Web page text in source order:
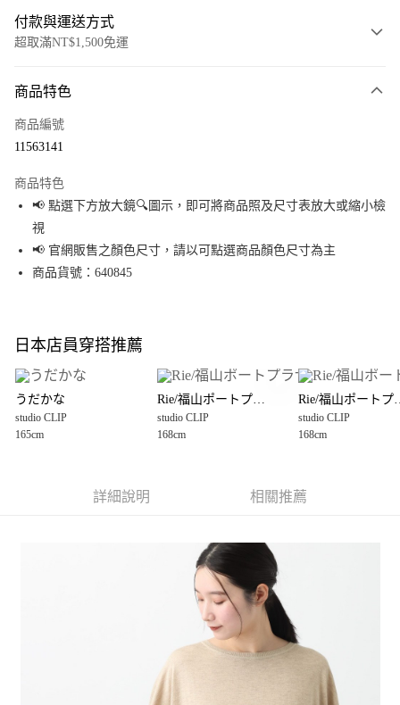
付款與運送方式
超取滿NT$1,500免運
信用卡一次付款
Apple Pay
街口支付
悠遊付
全盈+PAY
大哥付你分期
【大哥付你分期使用說明】
1.本服務由台灣大哥大提供，台灣大哥大用戶可立即使用無須另外申請。
2.付款方式選擇「大哥付你分期」，訂單成立後會自動跳轉到大哥付的交易
3.實際核准額度、可分期數及費用金額請依後續交易確認頁面所載為準。
4.訂單成立30分鐘內，如未前往確認交易或遇審核未通過，訂單將自動取
1.分期款項不併入電信帳單，「大哥付你分期」於每月結算日後寄送繳費提
2.透過簡訊連結打開帳單後，可選擇「超商條碼／台灣大直營門市／銀行轉
帳／街口支付／iPASS MONEY」等通路繳費。
1.本服務係由「台灣大哥大股份有限公司」（以下簡稱本公司）所提供，讓
用戶於交易時，得透過本服務購買商品或服務，並由商店將買賣／分期付款
買賣價金債權讓與本公司後，依約使用本公司帳單繳交帳款。
AFTEE先享後付
３．安心：先確認商品／服務後，再付款。
１．於結帳方式選擇「AFTEE先享後付」後，將跳轉至「AFTEE先享後付」
結帳頁面，進行簡訊認證並確認金額後，即可完成結帳。
２．訂單成立數日內，您將收到繳費通知簡訊。
３．收到繳費通知簡訊後14天內，點擊此簡訊中的連結，可透過四大超商／
ATM／網路銀行／等多元方式進行付款，方視為交易完成。
※ 請注意：結帳手續完成當下不需立刻繳費，但若您需要取消訂單，請聯絡
購買商品的店家。未經商家同意取消之訂單仍視為有效，需透過AFTEE先享
每筆NT$80，滿NT$1,500(含以上)免運費
每筆NT$80，滿NT$1,500(含以上)免運費
每筆NT$80，滿NT$1,500(含以上)免運費
商品特色
商品編號
11563141
商品特色
📢 點選下方放大鏡🔍圖示，即可將商品照及尺寸表放大或縮小檢
視
📢 官網販售之顏色尺寸，請以可點選商品顏色尺寸為主
商品貨號：640845
日本店員穿搭推薦
うだかな
studio CLIP
165cm
Rie/福山ポートプラザ
studio CLIP
168cm
Rie/福
studio CLIP
168cm
詳細說明 相關推薦